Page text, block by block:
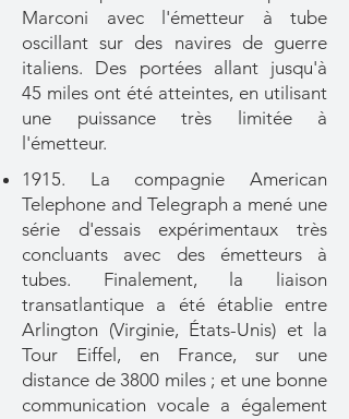
Marconi avec l'émetteur à tube
oscillant sur des navires de guerre
italiens. Des portées allant jusqu'à
45 miles ont été atteintes, en utilisant
une puissance très limitée à
l'émetteur.
1915. La compagnie American
Telephone and Telegraph a mené une
série d'essais expérimentaux très
concluants avec des émetteurs à
tubes. Finalement, la liaison
transatlantique a été établie entre
Arlington (Virginie, États-Unis) et la
Tour Eiffel, en France, sur une
distance de 3800 miles ; et une bonne
communication vocale a également